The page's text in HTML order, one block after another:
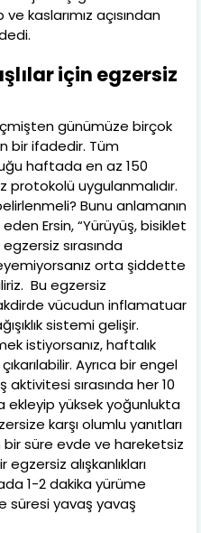
kaslarımız açısından
için egzersiz
günümüze birçok
bir ifadedir. Tüm
haftada en az 150
uygulanmalıdır.
Bunu anlamanın
Ersin, “Yürüyüş, bisiklet
sırasında
orta şiddette
Bu egzersiz
vücudun inflamatuar
sistemi gelişir.
istiyorsanız, haftalık
Ayrıca bir engel
sırasında her 10
ekleyip yüksek yoğunlukta
karşı olumlu yanıtları
bir süre evde ve hareketsiz
alışkanlıkları
1-2 dakika yürüme
süresi yavaş yavaş